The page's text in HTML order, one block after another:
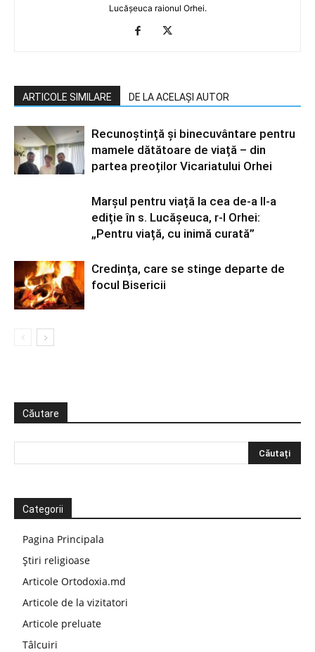
Lucășeuca raionul Orhei.
ARTICOLE SIMILARE DE LA ACELAȘI AUTOR
Recunoștință și binecuvântare pentru
mamele dătătoare de viață – din
partea preoților Vicariatului Orhei
Marșul pentru viață la cea de-a II-a
ediție în s. Lucășeuca, r-l Orhei:
„Pentru viață, cu inimă curată”
Credința, care se stinge departe de
focul Bisericii
Căutare
Categorii
Pagina Principala
Știri religioase
Articole Ortodoxia.md
Articole de la vizitatori
Articole preluate
Tâlcuiri